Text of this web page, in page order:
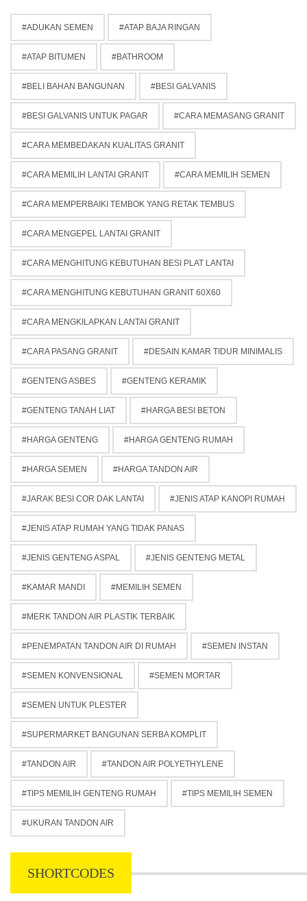
ADUKAN SEMEN ATAP BAJA RINGAN
ATAP BITUMEN BATHROOM
BELI BAHAN BANGUNAN BESI GALVANIS
BESI GALVANIS UNTUK PAGAR CARA MEMASANG GRANIT
CARA MEMBEDAKAN KUALITAS GRANIT
CARA MEMILIH LANTAI GRANIT CARA MEMILIH SEMEN
CARA MEMPERBAIKI TEMBOK YANG RETAK TEMBUS
CARA MENGEPEL LANTAI GRANIT
CARA MENGHITUNG KEBUTUHAN BESI PLAT LANTAI
CARA MENGHITUNG KEBUTUHAN GRANIT 60X60
CARA MENGKILAPKAN LANTAI GRANIT
CARA PASANG GRANIT DESAIN KAMAR TIDUR MINIMALIS
GENTENG ASBES GENTENG KERAMIK
GENTENG TANAH LIAT HARGA BESI BETON
HARGA GENTENG HARGA GENTENG RUMAH
HARGA SEMEN HARGA TANDON AIR
JARAK BESI COR DAK LANTAI JENIS ATAP KANOPI RUMAH
JENIS ATAP RUMAH YANG TIDAK PANAS
JENIS GENTENG ASPAL JENIS GENTENG METAL
KAMAR MANDI MEMILIH SEMEN
MERK TANDON AIR PLASTIK TERBAIK
PENEMPATAN TANDON AIR DI RUMAH SEMEN INSTAN
SEMEN KONVENSIONAL SEMEN MORTAR
SEMEN UNTUK PLESTER
SUPERMARKET BANGUNAN SERBA KOMPLIT
TANDON AIR TANDON AIR POLYETHYLENE
TIPS MEMILIH GENTENG RUMAH TIPS MEMILIH SEMEN
UKURAN TANDON AIR
SHORTCODES